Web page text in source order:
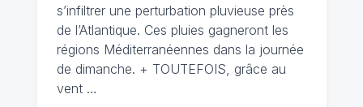
s’infiltrer une perturbation pluvieuse près
de l’Atlantique. Ces pluies gagneront les
régions Méditerranéennes dans la journée
de dimanche. + TOUTEFOIS, grâce au
vent …